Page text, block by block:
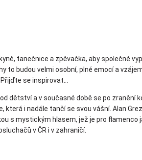
tanečnice a zpěvačka, aby společně
to budou velmi osobní, plné emocí a
se inspirovat...
dětství a v současné době se po zranění
která i nadále tančí se svou vášní. Alan
s mystickým hlasem, jež je pro
v ČR i v zahraničí.